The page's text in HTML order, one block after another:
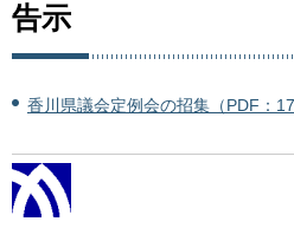
告示
香川県議会定例会の招集（PDF：